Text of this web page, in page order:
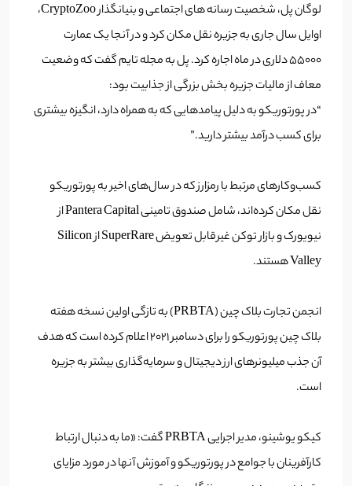
لوگان پل، شخصیت رسانه های اجتماعی و بنیانگذار CryptoZoo،
اوایل سال جاری به جزیره نقل مکان کرد و در آنجا یک عمارت
55000 دلاری در ماه اجاره کرد. پل به مجله تایم گفت که وضعیت
معاف از مالیات جزیره بخش بزرگی از جذابیت بود:
“در پورتوریکو به دلیل پیامدهایی که به همراه دارد، انگیزه بیشتری
برای کسب درآمد بیشتر دارید.”
کسب‌وکارهای مرتبط با رمزارز که در سال‌های اخیر به پورتوریکو
نقل مکان کرده‌اند، شامل صندوق تامینی Pantera Capital از
نیویورک و بازار توکن غیرقابل تعویض SuperRare از Silicon
Valley هستند.
انجمن تجارت بلاک چین (PRBTA) به تازگی اولین نسخه هفته
بلاک چین پورتوریکو را برای دسامبر 2021 اعلام کرده است که هدف
آن جذب میلیونرهای ارز دیجیتال و سرمایه‌گذاری بیشتر به جزیره
است.
کیکو یوشینو، مدیر اجرایی PRBTA گفت: «ما به دنبال ارتباط
کارآفرینان با جوامع در پورتوریکو و آموزش آنها در مورد مزایای